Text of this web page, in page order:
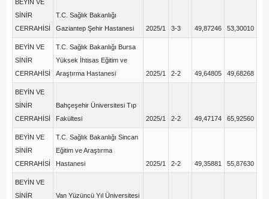
BEYİN VE
SİNİR
CERRAHİSİ
T.C. Sağlık Bakanlığı
Gaziantep Şehir Hastanesi
2025/1 3-3 49,87246 53,30010
BEYİN VE
SİNİR
CERRAHİSİ
T.C. Sağlık Bakanlığı Bursa
Yüksek İhtisas Eğitim ve
Araştırma Hastanesi
2025/1 2-2 49,64805 49,68268
BEYİN VE
SİNİR
CERRAHİSİ
Bahçeşehir Üniversitesi Tıp
Fakültesi
2025/1 2-2 49,47174 65,92560
BEYİN VE
SİNİR
CERRAHİSİ
T.C. Sağlık Bakanlığı Sincan
Eğitim ve Araştırma
Hastanesi
2025/1 2-2 49,35881 55,87630
BEYİN VE
SİNİR
Van Yüzüncü Yıl Üniversitesi